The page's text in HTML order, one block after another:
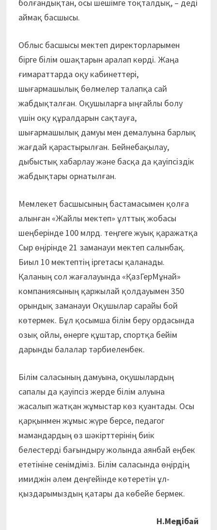
болғандықтан, осы шешімге тоқталдық, – деді
аймақ басшысы.
Облыс басшысы мектеп директорларымен
бірге білім ошақтарын аралап көрді. Жаңа
ғимараттарда оқу кабинеттері,
шығармашылық бөлмелер талапқа сай
жабдықталған. Оқушыларға ыңғайлы болу
үшін оқу құралдарын сақтауға,
шығармашылық дамуы мен демалуына барлық
жағдай қарастырылған. Бейнебақылау,
дыбыстық хабарлау және басқа да қауіпсіздік
жабдықтары орнатылған.
Мемлекет басшысының бастамасымен қолға
алынған «Жайлы мектеп» ұлттық жобасы
шеңберінде 100 млрд. теңгеге жуық қаражатқа
Сыр өңірінде 21 заманауи мектеп салынбақ.
Биыл 10 мектептің іргетасы қаланады.
Қаланың сол жағалауында «ҚазГерМұнай»
компаниясының қаржылай қолдауымен 350
орындық заманауи Оқушылар сарайы бой
көтермек. Бұл қосымша білім беру ордасында
озық ойлы, өнерге құштар, спортқа бейім
дарынды балалар тәрбиеленбек.
Білім саласының дамуына, оқушылардың
сапалы да қауіпсіз жерде білім алуына
жасалып жатқан жұмыстар көз қуантады. Осы
қарқынмен жұмыс жүре берсе, педагог
мамандардың өз шәкірттерінің биік
белестерді бағындыру жолында аянбай еңбек
ететініне сенімдіміз. Білім саласында өңірдің
имиджін әлем деңгейінде көтеретін ұл-
қыздарымыздың қатары да көбейе бермек.
Н.Меңдібай